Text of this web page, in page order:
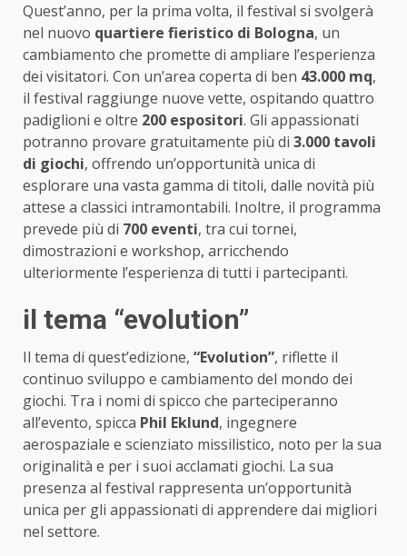
Quest’anno, per la prima volta, il festival si svolgerà
nel nuovo quartiere fieristico di Bologna, un
cambiamento che promette di ampliare l’esperienza
dei visitatori. Con un’area coperta di ben 43.000 mq,
il festival raggiunge nuove vette, ospitando quattro
padiglioni e oltre 200 espositori. Gli appassionati
potranno provare gratuitamente più di 3.000 tavoli
di giochi, offrendo un’opportunità unica di
esplorare una vasta gamma di titoli, dalle novità più
attese a classici intramontabili. Inoltre, il programma
prevede più di 700 eventi, tra cui tornei,
dimostrazioni e workshop, arricchendo
ulteriormente l’esperienza di tutti i partecipanti.
il tema “evolution”
Il tema di quest’edizione, “Evolution”, riflette il
continuo sviluppo e cambiamento del mondo dei
giochi. Tra i nomi di spicco che parteciperanno
all’evento, spicca Phil Eklund, ingegnere
aerospaziale e scienziato missilistico, noto per la sua
originalità e per i suoi acclamati giochi. La sua
presenza al festival rappresenta un’opportunità
unica per gli appassionati di apprendere dai migliori
nel settore.